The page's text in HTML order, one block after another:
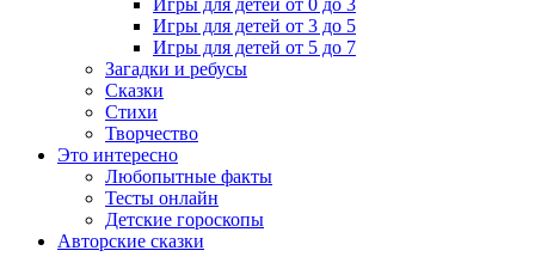
Игры для детей от 0 до 3
Игры для детей от 3 до 5
Игры для детей от 5 до 7
Загадки и ребусы
Сказки
Стихи
Творчество
Это интересно
Любопытные факты
Тесты онлайн
Детские гороскопы
Авторские сказки